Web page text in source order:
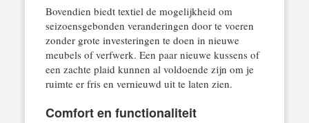
Bovendien biedt textiel de mogelijkheid om
seizoensgebonden veranderingen door te voeren
zonder grote investeringen te doen in nieuwe
meubels of verfwerk. Een paar nieuwe kussens of
een zachte plaid kunnen al voldoende zijn om je
ruimte er fris en vernieuwd uit te laten zien.
Comfort en functionaliteit